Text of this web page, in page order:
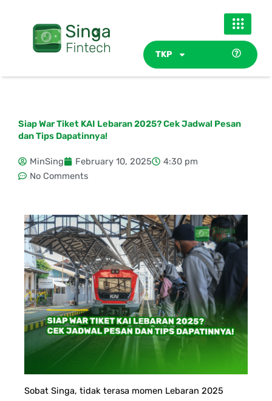
TKP
Siap War Tiket KAI Lebaran 2025? Cek Jadwal Pesan
dan Tips Dapatinnya!
MinSing February 10, 2025
4:30 pm
No Comments
Sobat Singa, tidak terasa momen Lebaran 2025